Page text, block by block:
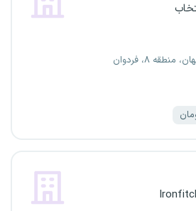
منطقه ۸، فردوان